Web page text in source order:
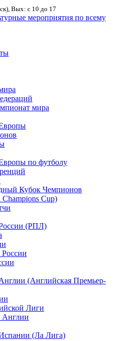
Вых: с 10 до 17
мероприятия по всему
мира
по футболу
Кубок Чемпионов
Champions Cup)
(РПЛ)
(Английская Премьер-
Лиги
Англии
(Ла Лига)